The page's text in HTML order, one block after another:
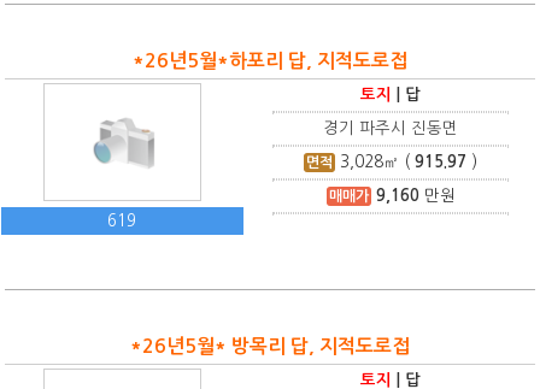
*26년5월*하포리 답, 지적도로접
619
토지 답
경기 파주시 진동면
면적 3,028㎡ (915.97 )
매매가 9,160만원
*26년5월* 방목리 답, 지적도로접
토지 답